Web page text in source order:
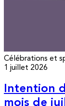
Célébrations et
1 juillet 2026
Intention
mois de